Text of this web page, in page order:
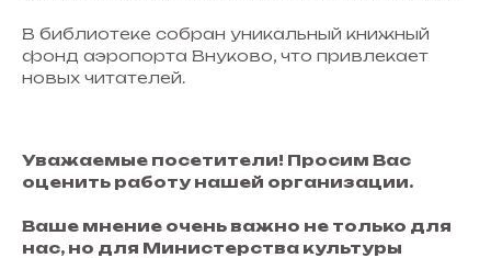
В библиотеке собран уникальный книжный
фонд аэропорта Внуково, что привлекает
новых читателей.
Уважаемые посетители! Просим Вас
оценить работу нашей организации.
Ваше мнение очень важно не только для
нас, но для Министерства культуры